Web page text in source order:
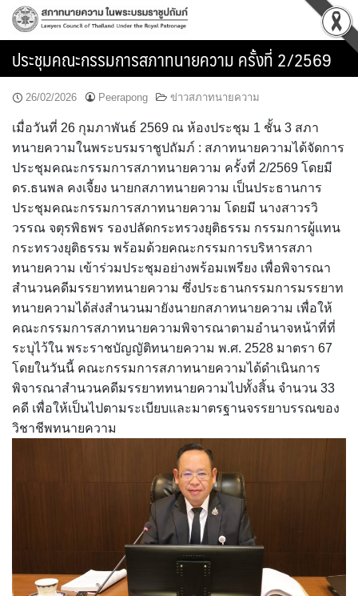
Skip
ประชุมคณะกรรมการสภาทนายความ ครั้งที่ 2/2569
26/02/2026 Peerapong ข่าวสภาทนายความ
เมื่อวันที่ 26 กุมภาพันธ์ 2569 ณ ห้องประชุม 1 ชั้น 3 สภา
ทนายความในพระบรมราชูปถัมภ์ : สภาทนายความได้จัดการ
ประชุมคณะกรรมการสภาทนายความ ครั้งที่ 2/2569 โดยมี
ดร.ธนพล คงเจี้ยง นายกสภาทนายความ เป็นประธานการ
ประชุมคณะกรรมการสภาทนายความ โดยมี นางสาวรวิ
วรรณ จตุรพิธพร รองปลัดกระทรวงยุติธรรม กรรมการผู้แทน
กระทรวงยุติธรรม พร้อมด้วยคณะกรรมการบริหารสภา
ทนายความ เข้าร่วมประชุมอย่างพร้อมเพรียง เพื่อพิจารณา
สำนวนคดีมรรยาททนายความ ซึ่งประธานกรรมการมรรยาท
ทนายความได้ส่งสำนวนมายังนายกสภาทนายความ เพื่อให้
คณะกรรมการสภาทนายความพิจารณาตามอำนาจหน้าที่ที่
ระบุไว้ใน พระราชบัญญัติทนายความ พ.ศ. 2528 มาตรา 67
โดยในวันนี้ คณะกรรมการสภาทนายความได้ดำเนินการ
พิจารณาสำนวนคดีมรรยาททนายความไปทั้งสิ้น จำนวน 33
คดี เพื่อให้เป็นไปตามระเบียบและมาตรฐานจรรยาบรรณของ
วิชาชีพทนายความ